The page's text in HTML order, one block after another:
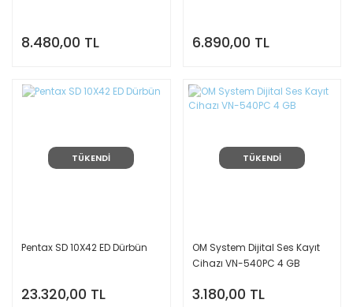
8.480,00 TL 6.890,00 TL
TÜKENDİ
Pentax SD 10X42 ED Dürbün
23.320,00 TL
TÜKENDİ
OM System Dijital Ses Kayıt
Cihazı VN-540PC 4 GB
3.180,00 TL